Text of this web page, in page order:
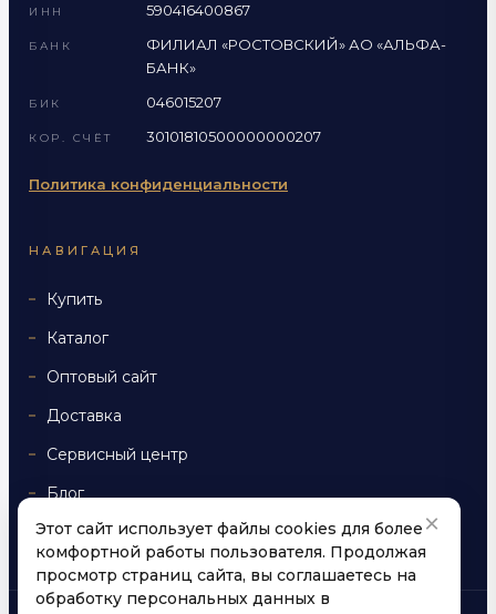
ИНН 590416400867
БАНК
ФИЛИАЛ «РОСТОВСКИЙ» АО «АЛЬФА-
БАНК»
БИК 046015207
КОР. СЧЁТ 30101810500000000207
Политика конфиденциальности
НАВИГАЦИЯ
Купить
Каталог
Оптовый сайт
Доставка
Сервисный центр
Блог
Контакты
×
Этот сайт использует файлы cookies для более
комфортной работы пользователя. Продолжая
просмотр страниц сайта, вы соглашаетесь на
обработку персональных данных в